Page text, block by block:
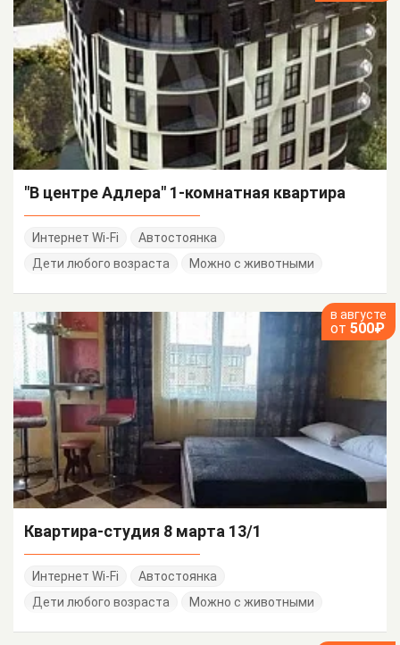
"В центре Адлера" 1-комнатная квартира
Интернет Wi-Fi
Автостоянка
Дети любого возраста
Можно с животными
в августе
от 500₽
Квартира-студия 8 марта 13/1
Интернет Wi-Fi
Автостоянка
Дети любого возраста
Можно с животными